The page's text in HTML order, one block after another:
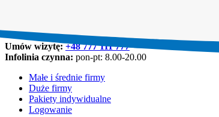
Umów wizytę:+48 777 111 777
Infolinia czynna: pon-pt: 8.00-20.00
Małe i średnie firmy
Duże firmy
Pakiety indywidualne
Logowanie